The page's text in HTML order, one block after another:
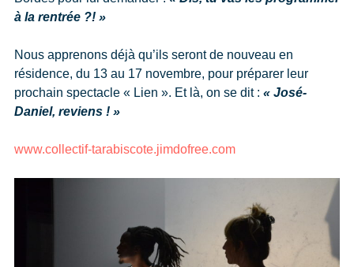
à la rentrée ?! »
Nous apprenons déjà qu’ils seront de nouveau en
résidence, du 13 au 17 novembre, pour préparer leur
prochain spectacle « Lien ». Et là, on se dit : « José-
Daniel, reviens ! »
www.collectif-tarabiscote.jimdofree.com